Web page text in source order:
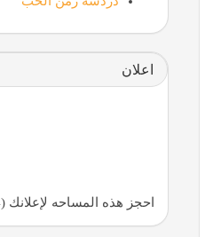
اعلان
احجز هذه المساحه لإعلانك (ad4)